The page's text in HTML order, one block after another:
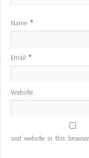
Name*
Email*
Website
and website in this